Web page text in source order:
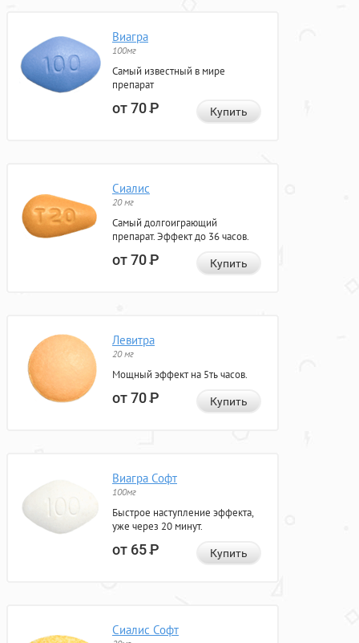
Виагра
100мг
Самый известный в мире
препарат
от 70Р Купить
Сиалис
20 мг
Самый долгоиграющий
препарат. Эффект до 36 часов.
от 70Р Купить
Левитра
20 мг
Мощный эффект на 5ть часов.
от 70Р Купить
Виагра Софт
100мг
Быстрое наступление эффекта,
уже через 20 минут.
от 65Р Купить
Сиалис Софт